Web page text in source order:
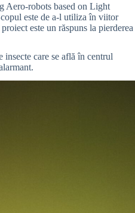
Aero-robots based on Light
este de a-l utiliza în viitor
este un răspuns la pierderea
insecte care se află în centrul